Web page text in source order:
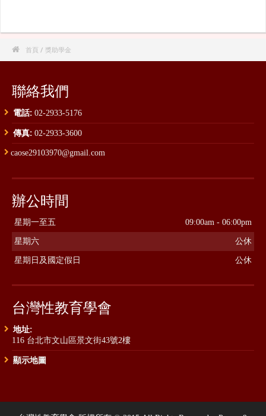
 首頁 / 獎助學金
聯絡我們
電話: 02-2933-5176
傳真: 02-2933-3600
caose29103970@gmail.com
辦公時間
星期一至五 09:00am - 06:00pm
星期六 公休
星期日及國定假日 公休
台灣性教育學會
地址:
116 台北市文山區景文街43號2樓
顯示地圖